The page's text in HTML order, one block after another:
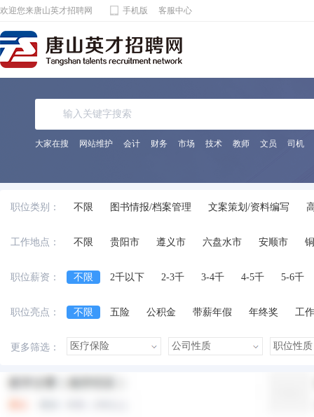
欢迎您来唐山英才招聘网 手机版 客服中心
大家在搜 网站维护 会计 财务 市场 技术 教师 文员 司机
职位类别： 不限 图书情报/档案管理 文案策划/资料编写
工作地点： 不限 贵阳市 遵义市 六盘水市 安顺市
职位薪资： 不限 2千以下 2-3千 3-4千 4-5千 5-6千
职位亮点： 不限 五险 公积金 带薪年假 年终奖
工
更多筛选：
本站职位 盟站职位